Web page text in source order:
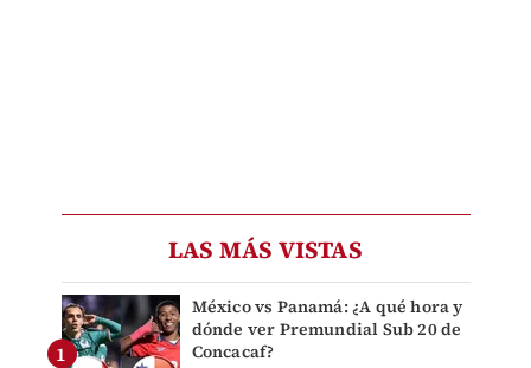
LAS MÁS VISTAS
México vs Panamá: ¿A qué hora y
dónde ver Premundial Sub 20 de
Concacaf?